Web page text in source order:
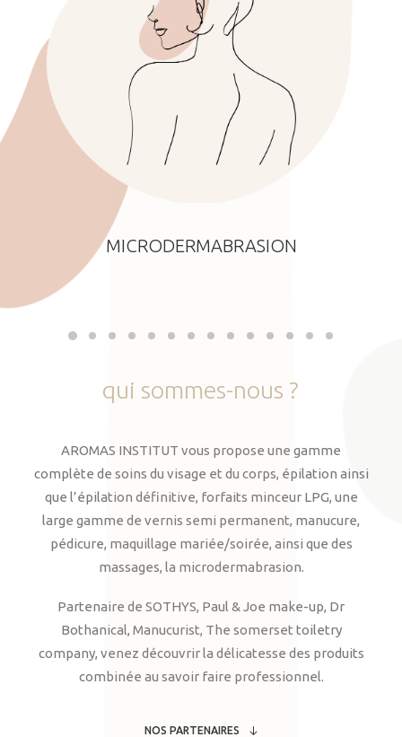
MICRODERMABRASION
qui sommes-nous ?
AROMAS INSTITUT vous propose une gamme
complète de soins du visage et du corps, épilation ainsi
que l’épilation définitive, forfaits minceur LPG, une
large gamme de vernis semi permanent, manucure,
pédicure, maquillage mariée/soirée, ainsi que des
massages, la microdermabrasion.
Partenaire de SOTHYS, Paul & Joe make-up, Dr
Bothanical, Manucurist, The somerset toiletry
company, venez découvrir la délicatesse des produits
combinée au savoir faire professionnel.
NOS PARTENAIRES